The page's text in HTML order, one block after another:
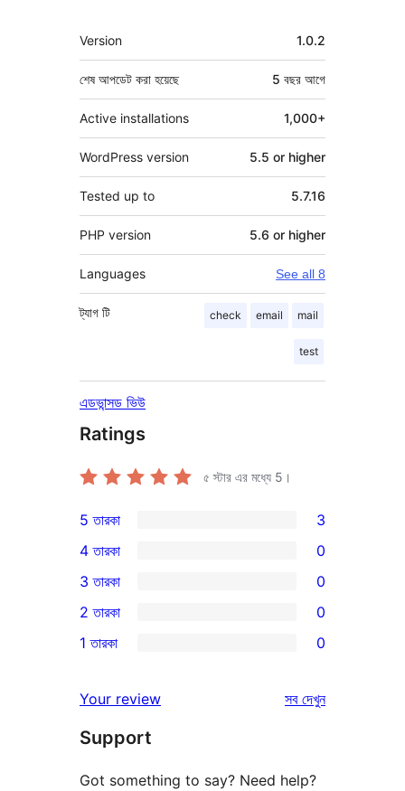
মেটা
Version 1.0.2
শেষ আপডেট করা হয়েছে 5 বছর আগে
Active installations 1,000+
WordPress version 5.5 or higher
Tested up to 5.7.16
PHP version 5.6 or higher
Languages See all 8
ট্যাগ check email mail
test
টি
এডভান্সড ভিউ
Ratings
৫ স্টার এর মধ্যে 5 ।
3টি
5-
স্টার
রিভিউ
5 তারকা 3
4-
স্টার
রিভিউ
4 তারকা 0
0টি
3-
স্টার
3 তারকা 0
2-
রিভিউ
2 তারকা 0
স্টার
রিভিউ
1 তারকা 0
Your review সবরিভিউ
দেখুন
Support
Got something to say? Need help?